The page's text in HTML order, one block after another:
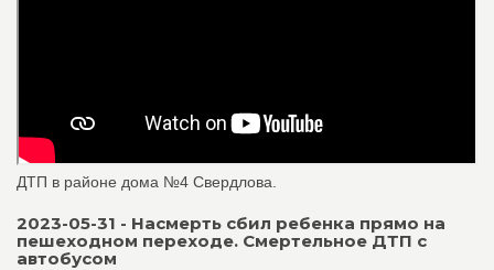
ДТП в районе дома №4 Свердлова.
2023-05-31 - Насмерть сбил ребенка прямо на
пешеходном переходе. Смертельное ДТП с
автобусом